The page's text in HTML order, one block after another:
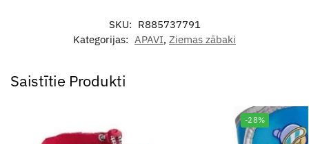
SKU: R885737791
Kategorijas: APAVI, Ziemas zābaki
Saistītie Produkti
-28%